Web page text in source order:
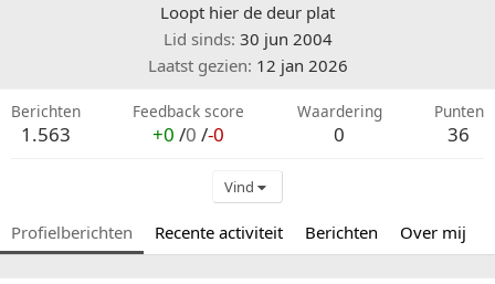
Loopt hier de deur plat
Lid sinds 30 jun 2004
Laatst gezien 12 jan 2026
Berichten
1.563
Feedback score
+0 /0 /-0
Waardering
0
Punten
36
Vind
Profielberichten Recente activiteit Berichten Over mij